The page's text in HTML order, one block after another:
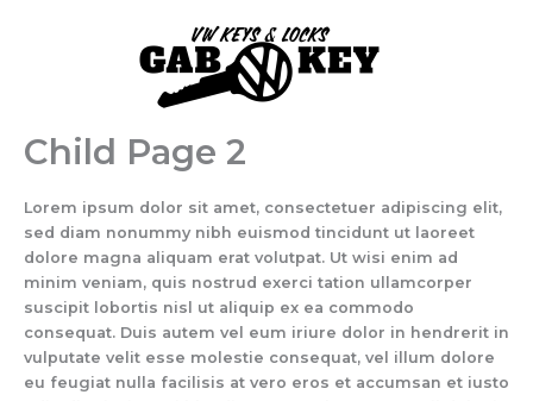
Child Page 2
Lorem ipsum dolor sit amet, consectetuer adipiscing elit,
sed diam nonummy nibh euismod tincidunt ut laoreet
dolore magna aliquam erat volutpat. Ut wisi enim ad
minim veniam, quis nostrud exerci tation ullamcorper
suscipit lobortis nisl ut aliquip ex ea commodo
consequat. Duis autem vel eum iriure dolor in hendrerit in
vulputate velit esse molestie consequat, vel illum dolore
eu feugiat nulla facilisis at vero eros et accumsan et iusto